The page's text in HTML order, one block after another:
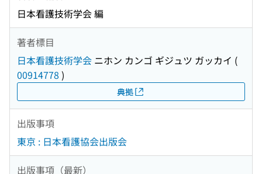
日本看護技術学会 編
著者標目
日本看護技術学会 ニホン カンゴ ギジュツ ガッカイ (
00914778 )
典拠
出版事項
東京 : 日本看護協会出版会
出版事項（最新）